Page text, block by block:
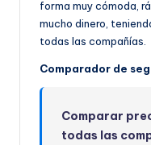
forma muy cómoda,
mucho dinero,
todas las compañías.
Comparador de
Comparar
todas las